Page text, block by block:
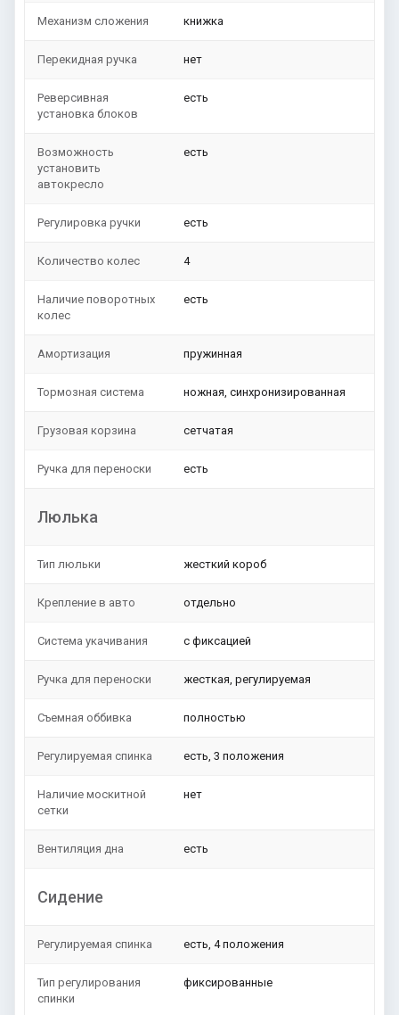
Механизм сложения книжка
Перекидная ручка нет
Реверсивная
установка блоков
есть
Возможность
установить
автокресло
есть
Регулировка ручки есть
Количество колес 4
Наличие поворотных
колес
есть
Амортизация пружинная
Тормозная система ножная, синхронизированная
Грузовая корзина сетчатая
Ручка для переноски есть
Люлька
Тип люльки жесткий короб
Крепление в авто отдельно
Система укачивания с фиксацией
Ручка для переноски жесткая, регулируемая
Съемная оббивка полностью
Регулируемая спинка есть, 3 положения
Наличие москитной
сетки
нет
Вентиляция дна есть
Сидение
Регулируемая спинка есть, 4 положения
Тип регулирования
спинки
фиксированные